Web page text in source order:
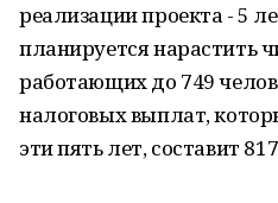
реализации проекта - 5
планируется нарастить
работающих до 749
налоговых выплат,
эти пять лет, составит